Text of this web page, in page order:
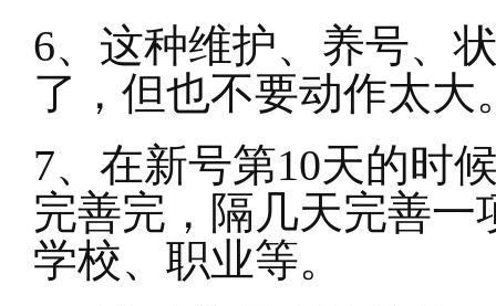
6、这种维护、养号、
了，但也不要动作太大
7、在新号第10天的时
完善完，隔几天完善
学校、职业等。